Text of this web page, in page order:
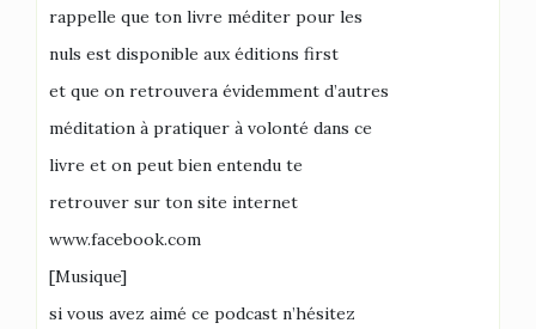
rappelle que ton livre méditer pour les
nuls est disponible aux éditions first
et que on retrouvera évidemment d’autres
méditation à pratiquer à volonté dans ce
livre et on peut bien entendu te
retrouver sur ton site internet
www.facebook.com
[Musique]
si vous avez aimé ce podcast n’hésitez